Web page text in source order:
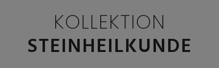
KOLLEKTION
STEINHEILKUNDE